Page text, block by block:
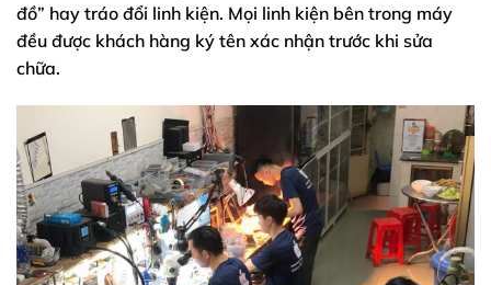
đồ” hay tráo đổi linh kiện. Mọi linh kiện bên trong máy
đều được khách hàng ký tên xác nhận trước khi sửa
chữa.